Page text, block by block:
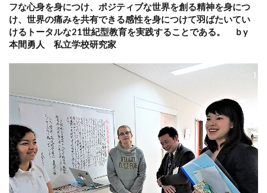
フな心身を身につけ、ポジティブな世界を創る精神を身につ
け、世界の痛みを共有できる感性を身につけて羽ばたいてい
けるトータルな21世紀型教育を実践することである。 ｂy
本間勇人 私立学校研究家